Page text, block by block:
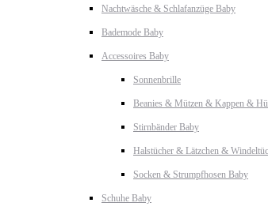
Nachtwäsche & Schlafanzüge Baby
Bademode Baby
Accessoires Baby
Sonnenbrille
Beanies & Mützen & Kappen &
Stirnbänder Baby
Halstücher & Lätzchen &
Socken & Strumpfhosen Baby
Schuhe Baby